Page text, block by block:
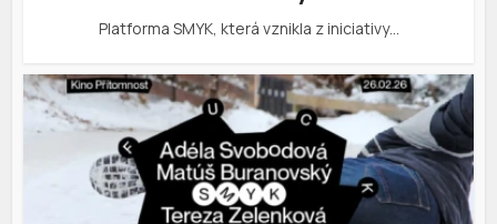
Platforma SMYK, která vznikla z iniciativy…